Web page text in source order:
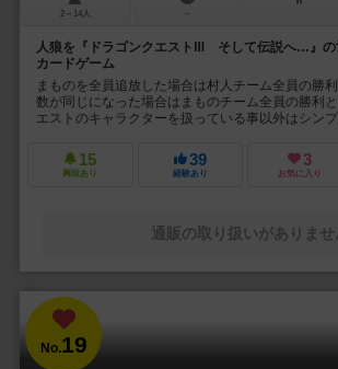
2～14人 －
人狼を『ドラゴンクエストⅢ そして伝説へ…』の
カードゲーム
まものを全員追放した場合は村人チーム全員の勝
数が同じになった場合はまものチーム全員の勝利
エストのキャラクターを扱っている事以外はシン
15
興味あり
39
経験あり
3
お気に入り
通販の取り扱いがありませ
No.19